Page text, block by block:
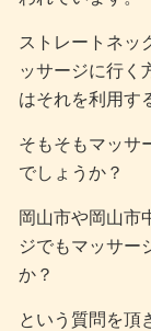
ストレートネッ
ッサージに行く
はそれを利用す
そもそもマッサ
でしょうか？
岡山市や岡山市
ジでもマッサー
か？
という質問を頂